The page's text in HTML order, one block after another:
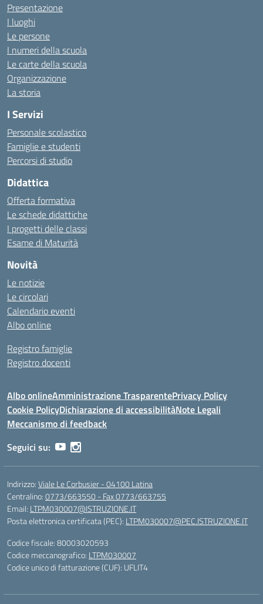
Presentazione
I luoghi
Le persone
I numeri della scuola
Le carte della scuola
Organizzazione
La storia
I Servizi
Personale scolastico
Famiglie e studenti
Percorsi di studio
Didattica
Offerta formativa
Le schede didattiche
I progetti delle classi
Esame di Maturità
Novità
Le notizie
Le circolari
Calendario eventi
Albo online
Registro famiglie
Registro docenti
Albo onlineAmministrazione TrasparentePrivacy Policy
Cookie PolicyDichiarazione di accessibilitàNote Legali
Meccanismo di feedback
Seguici su:
Indirizzo:Viale Le Corbusier - 04100 Latina
Centralino:0773/663550 - Fax 0773/663755
Email: LTPM030007@ISTRUZIONE.IT
Posta elettronica certificata (PEC): LTPM030007@PEC.ISTRUZIONE.IT
Codice fiscale: 80003020593
Codice meccanografico: LTPM030007
Codice unico di fatturazione (CUF): UFLIT4